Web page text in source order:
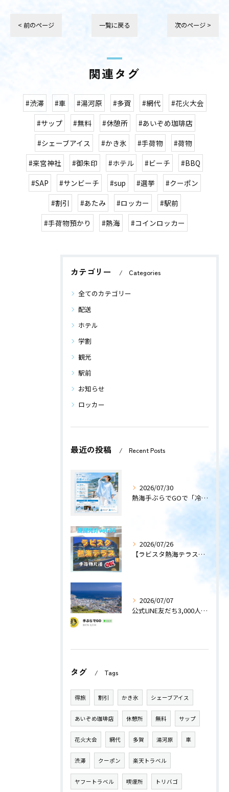
< 前のページ 一覧に戻る 次のページ >
関連タグ
#渋滞 #車 #湯河原 #多賀 #網代
#花火大会
#サップ
#無料 #休憩所
#あいぞめ珈琲店
#シェーブアイス
#かき氷 #手荷物
#荷物
#来宮神社
#御朱印 #ホテル #ビーチ
#BBQ
#SAP
#サンビーチ #sup #選挙
#クーポン
#割引
#あたみ #ロッカー
#駅前
#手荷物預かり
#熱海 #コインロッカー
カテゴリー Categories
全てのカテゴリー
配送
ホテル
学割
観光
駅前
お知らせ
ロッカー
最近の投稿 Recent Posts
2026/07/30
熱海手ぶらでGOで「冷感ポンチョ」のレンタルサービスを開始します！
2026/07/26
【ラビスタ熱海テラス】〜提携先紹介〜
2026/07/07
公式LINE友だち3,000人突破！
タグ Tags
得旅 割引 かき氷 シェーブアイス
あいぞめ珈琲店 休憩所 無料 サップ
花火大会 網代 多賀 湯河原 車
渋滞 クーポン 楽天トラベル
ヤフートラベル 喫煙所 トリバゴ